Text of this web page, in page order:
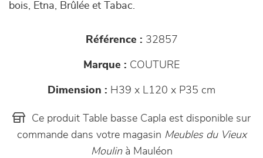
bois, Etna, Brûlée et Tabac.
Référence : 32857
Marque : COUTURE
Dimension : H39 x L120 x P35 cm
Ce produit Table basse Capla est disponible sur
commande dans votre magasin Meubles du Vieux
Moulinà Mauléon